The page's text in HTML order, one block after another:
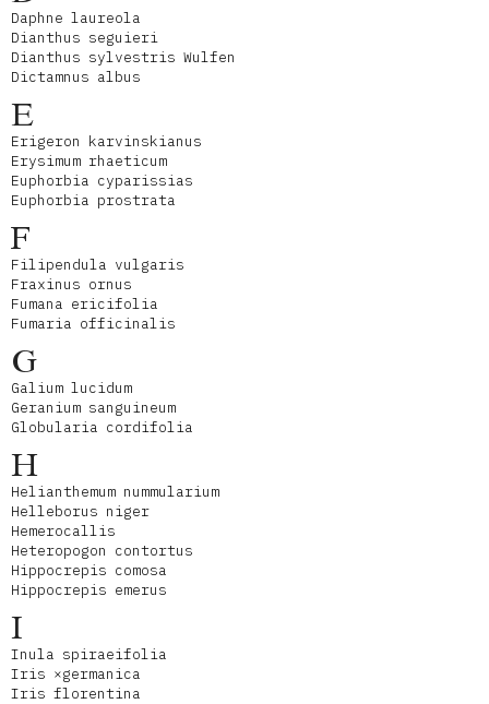
Daphne laureola
Dianthus seguieri
Dianthus sylvestris Wulfen
Dictamnus albus
E
Erigeron karvinskianus
Erysimum rhaeticum
Euphorbia cyparissias
Euphorbia prostrata
F
Filipendula vulgaris
Fraxinus ornus
Fumana ericifolia
Fumaria officinalis
G
Galium lucidum
Geranium sanguineum
Globularia cordifolia
H
Helianthemum nummularium
Helleborus niger
Hemerocallis
Heteropogon contortus
Hippocrepis comosa
Hippocrepis emerus
I
Inula spiraeifolia
Iris ×germanica
Iris florentina